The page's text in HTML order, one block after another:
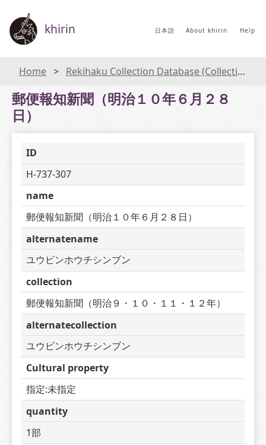
khirin 日本語 About khirin Help
Home Rekihaku Collection Database (Collections Database of the National Museum of Japanese History)
郵便報知新聞（明治１０年６月２８
日）
ID
H-737-307
name
郵便報知新聞（明治１０年６月２８日）
alternatename
ユウビンホウチシンブン
collection
郵便報知新聞（明治９・１０・１１・１２年）
alternatecollection
ユウビンホウチシンブン
Cultural property
指定:未指定
quantity
1部